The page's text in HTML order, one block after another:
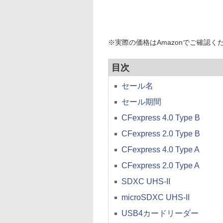
※実際の価格はAmazonでご確認く
目次
セール名
セール期間
CFexpress 4.0 Type B
CFexpress 2.0 Type B
CFexpress 4.0 Type A
CFexpress 2.0 Type A
SDXC UHS-II
microSDXC UHS-II
USB4カードリーダー